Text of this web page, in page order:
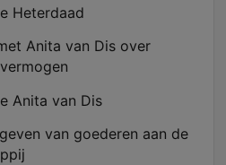
Heterdaad
Anita van Dis over
Anita van Dis
van goederen aan de